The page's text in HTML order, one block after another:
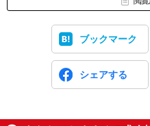
株式会社テクノ・サービス 北
〒806-0028 福岡県北九州市八
ブックマーク
シェアする